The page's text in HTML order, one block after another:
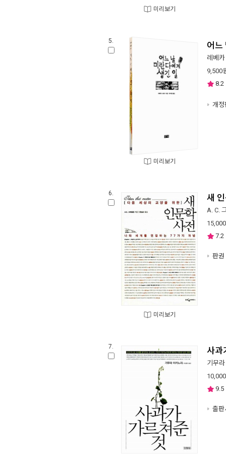
미리보기
5.
미리보기
어느
레베
9,500
8.2
개정
6.
미리보기
새
A. C.
15,000
7.2
판권
7. 사과
기무
10,000
9.5
출판